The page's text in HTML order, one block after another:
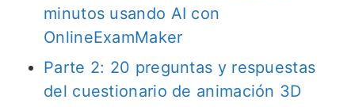
minutos usando AI con
OnlineExamMaker
Parte 2: 20 preguntas y respuestas
del cuestionario de animación 3D